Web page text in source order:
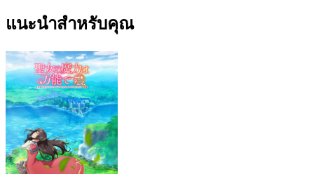
แนะนำสำหรับคุณ